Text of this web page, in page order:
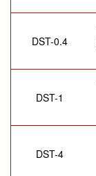
DST-0.4
DST-1
DST-4